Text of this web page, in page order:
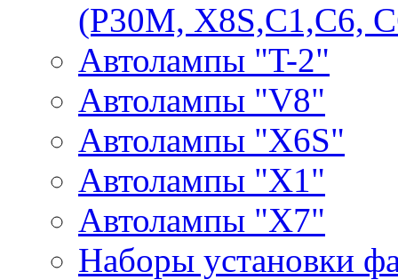
(P30M, X8S,С1,С6,
Автолампы "T-2"
Автолампы "V8"
Автолампы "X6S"
Автолампы "Х1"
Автолампы "Х7"
Наборы установки